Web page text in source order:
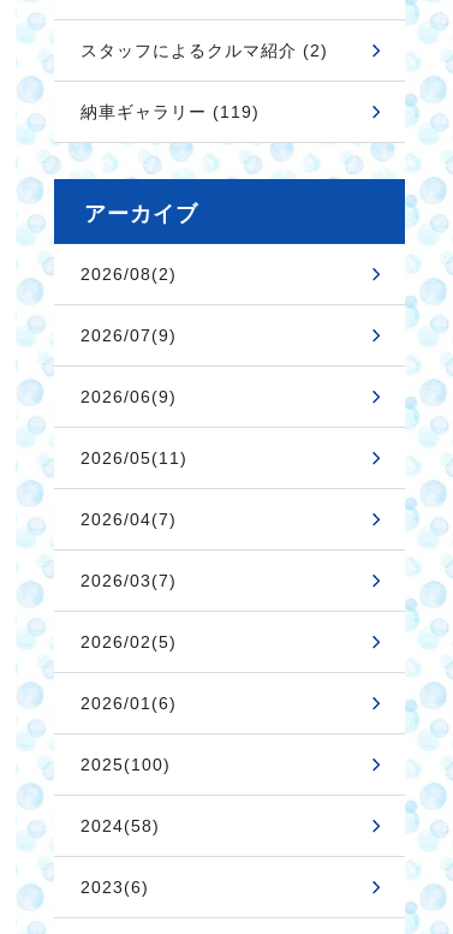
スタッフによるクルマ紹介 (2)
納車ギャラリー (119)
アーカイブ
2026/08(2)
2026/07(9)
2026/06(9)
2026/05(11)
2026/04(7)
2026/03(7)
2026/02(5)
2026/01(6)
2025(100)
2024(58)
2023(6)